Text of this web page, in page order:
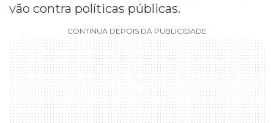
vão contra políticas públicas.
CONTINUA DEPOIS DA PUBLICIDADE